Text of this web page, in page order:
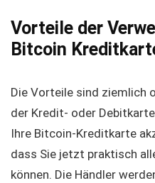
Vorteile der
Bitcoin
Die Vorteile sind ziemlich
der Kredit- oder
Ihre Bitcoin-Kreditkarte
dass Sie jetzt praktisch
können. Die Händler